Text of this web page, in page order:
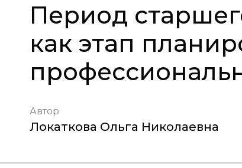
Период
как этап
Автор
Локаткова Ольга Николаевна